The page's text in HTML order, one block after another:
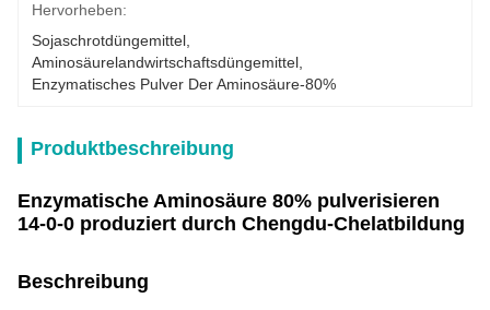
Hervorheben:
Sojaschrotdüngemittel
Aminosäurelandwirtschaftsdüngemittel
Enzymatisches Pulver Der Aminosäure-80%
Produktbeschreibung
Enzymatische Aminosäure 80% pulverisieren
14-0-0 produziert durch Chengdu-Chelatbildung
Beschreibung